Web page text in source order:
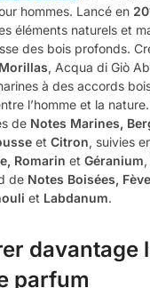
hommes. Lancé en
éléments naturels et
des bois profonds.
, Acqua di Giò
à des accords
l’homme et la
de Notes Marines,
et Citron, suivies
Romarin et Géranium
de Notes Boisées,
et Labdanum.
davantage
parfum